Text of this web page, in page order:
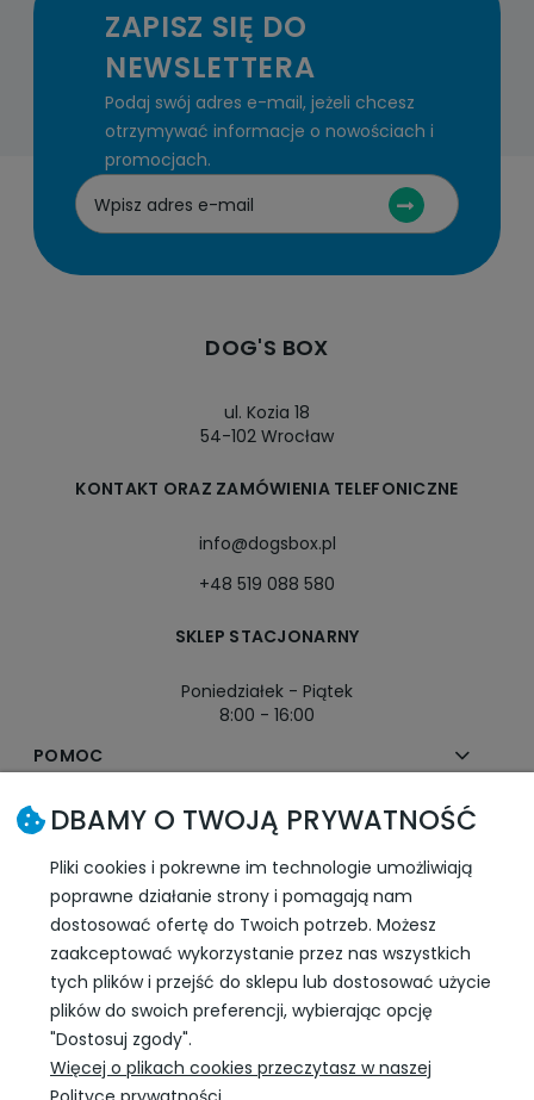
ZAPISZ SIĘ DO
NEWSLETTERA
Podaj swój adres e-mail, jeżeli chcesz
otrzymywać informacje o nowościach i
promocjach.
DOG'S BOX
ul. Kozia 18
54-102 Wrocław
KONTAKT ORAZ ZAMÓWIENIA TELEFONICZNE
info@dogsbox.pl
+48 519 088 580
SKLEP STACJONARNY
Poniedziałek - Piątek
8:00 - 16:00
POMOC
MOJE KONTO
PŁATNOŚCI I DOSTAWA
INFORMACJE
SLEDŹ NAS W SOCIAL MEDIA
DBAMY O TWOJĄ PRYWATNOŚĆ
Pliki cookies i pokrewne im technologie umożliwiają
poprawne działanie strony i pomagają nam
dostosować ofertę do Twoich potrzeb. Możesz
zaakceptować wykorzystanie przez nas wszystkich
tych plików i przejść do sklepu lub dostosować użycie
plików do swoich preferencji, wybierając opcję
"Dostosuj zgody".
Więcej o plikach cookies przeczytasz w naszej